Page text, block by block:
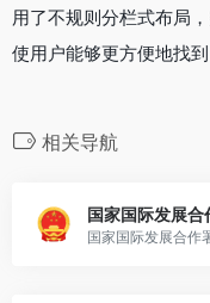
用了不规则分栏式布局
使用户能够更方便地找到
相关导航
国家国际发展合